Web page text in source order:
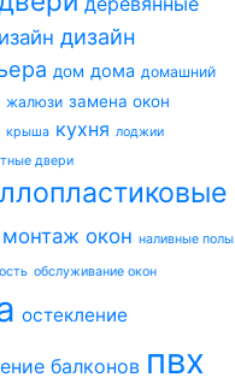
дизайн
дом дома домашний
жалюзи замена окон
крыша кухня лоджии
двери
монтаж окон наливные полы
обслуживание окон
остекление
балконов пвх